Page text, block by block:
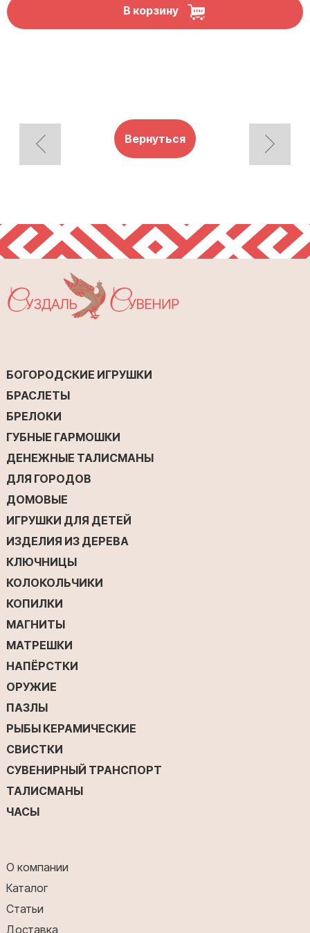
В корзину
Вернуться
БОГОРОДСКИЕ ИГРУШКИ
БРАСЛЕТЫ
БРЕЛОКИ
ГУБНЫЕ ГАРМОШКИ
ДЕНЕЖНЫЕ ТАЛИСМАНЫ
ДЛЯ ГОРОДОВ
ДОМОВЫЕ
ИГРУШКИ ДЛЯ ДЕТЕЙ
ИЗДЕЛИЯ ИЗ ДЕРЕВА
КЛЮЧНИЦЫ
КОЛОКОЛЬЧИКИ
КОПИЛКИ
МАГНИТЫ
МАТРЕШКИ
НАПЁРСТКИ
ОРУЖИЕ
ПАЗЛЫ
РЫБЫ КЕРАМИЧЕСКИЕ
СВИСТКИ
СУВЕНИРНЫЙ ТРАНСПОРТ
ТАЛИСМАНЫ
ЧАСЫ
О компании
Каталог
Статьи
Доставка